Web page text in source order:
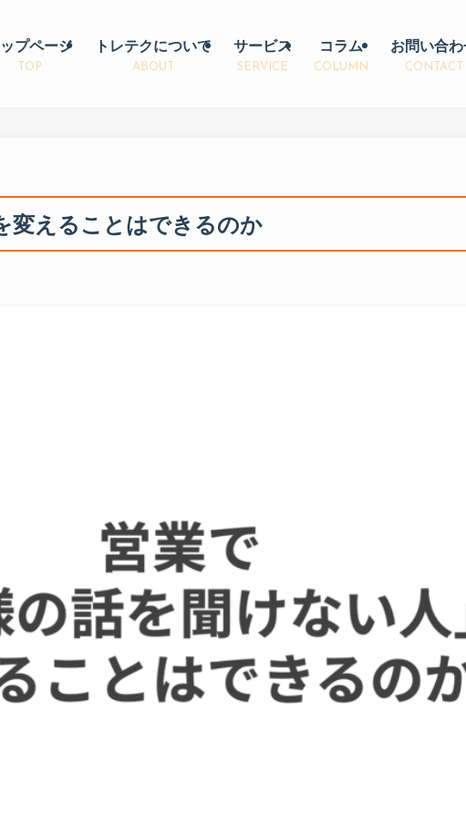
ップページ
TOP
トレテクについて
ABOUT
サービス
SERVICE
コラム
COLUMN
お問い合
CONTACT
変えることはできるのか